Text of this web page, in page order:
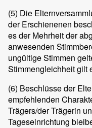
(5) Die
der Erschienenen
es der Mehrheit der
anwesenden
ungültige Stimmen
Stimmengleichheit gilt
(6) Beschlüsse der
empfehlenden
Trägers/der Trägerin
Tageseinrichtung